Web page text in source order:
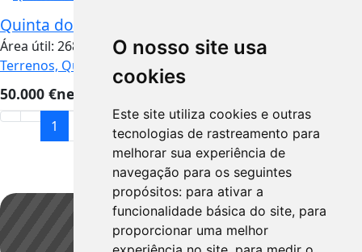
O nosso site usa
cookies
Este site utiliza cookies e outras
tecnologias de rastreamento para
melhorar sua experiência de
navegação para os seguintes
propósitos: para ativar a
funcionalidade básica do site, para
proporcionar uma melhor
Quinta dos Barreiros em Oliveira do Hospital
Área útil: 268 Estado:Em ruína Cert. Energético:
Terrenos, Quintas e Prédios
50.000 €negociável
1
Guardar pesquisa